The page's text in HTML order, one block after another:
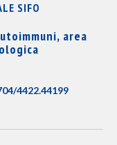
SIFO
area
4422.44199